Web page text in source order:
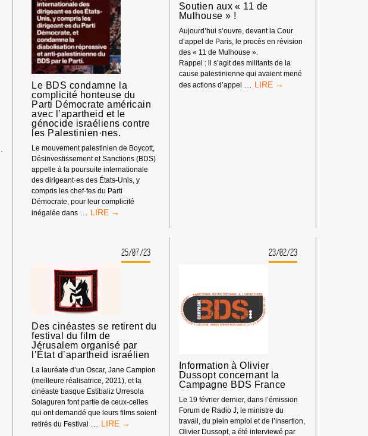
Le BDS condamne la
complicité honteuse du
Parti Démocrate américain
avec l’apartheid et le
génocide israéliens contre
les Palestinien·nes.
Le mouvement palestinien de Boycott,
Désinvestissement et Sanctions (BDS)
appelle à la poursuite internationale
des dirigeant·es des États-Unis, y
compris les chef·fes du Parti
Démocrate, pour leur complicité
inégalée dans
LE
COMPLICITÉ
HONTEUSE
DU
PARTI
DÉMOCRATE
AMÉRICAIN
L’APARTHEID
ET
LE
GÉNOCIDE
ISRAÉLIENS
CONTRE
LES
PALESTINIEN·NES.
Soutien aux « 11 de
Mulhouse » !
Aujourd’hui s’ouvre, devant la Cour
d’appel de Paris, le procès en révision
des « 11 de Mulhouse ».
Rappel : il s’agit des militants de la
cause palestinienne qui avaient mené
des actions d’appel
SOUTIEN
25/07/23
Des cinéastes se retirent du
festival du film de
Jérusalem organisé par
l’État d’apartheid israélien
La lauréate d’un Oscar, Jane Campion
(meilleure réalisatrice, 2021), et la
cinéaste basque Estíbaliz Urresola
Solaguren font partie de ceux-celles
qui ont demandé que leurs films soient
retirés du Festival
DES
23/02/23
Information à Olivier
Dussopt concernant la
Campagne BDS France
Le 19 février dernier, dans l’émission
Forum de Radio J, le ministre du
travail, du plein emploi et de l’insertion,
Olivier Dussopt, a été interviewé par